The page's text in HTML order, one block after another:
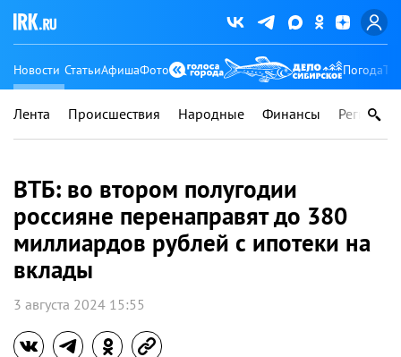
Новости СтатьиАфишаФото Погода
Лента Происшествия Народные Финансы Регионы
ВТБ: во втором полугодии
россияне перенаправят до 380
миллиардов рублей с ипотеки на
вклады
3 августа 2024 15:55